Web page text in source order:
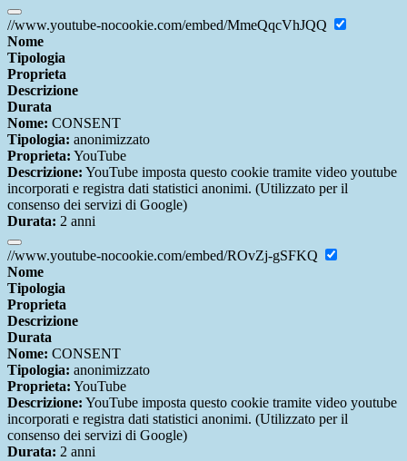
//www.youtube-nocookie.com/embed/MmeQqcVhJQQ
Nome
Tipologia
Proprieta
Descrizione
Durata
Nome: CONSENT
Tipologia: anonimizzato
Proprieta: YouTube
Descrizione: YouTube imposta questo cookie tramite video youtube
incorporati e registra dati statistici anonimi. (Utilizzato per il
consenso dei servizi di Google)
Durata: 2 anni
//www.youtube-nocookie.com/embed/ROvZj-gSFKQ
Nome
Tipologia
Proprieta
Descrizione
Durata
Nome: CONSENT
Tipologia: anonimizzato
Proprieta: YouTube
Descrizione: YouTube imposta questo cookie tramite video youtube
incorporati e registra dati statistici anonimi. (Utilizzato per il
consenso dei servizi di Google)
Durata: 2 anni